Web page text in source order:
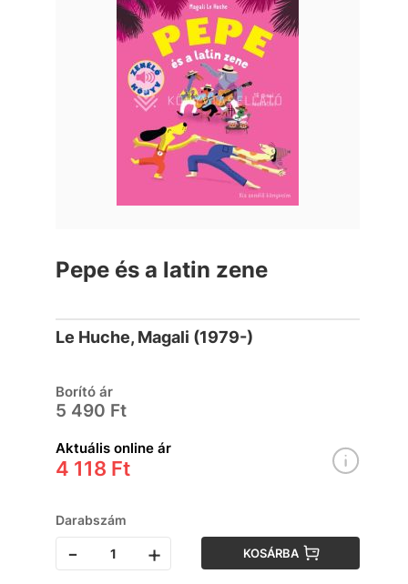
Pepe és a latin zene
Le Huche, Magali (1979-)
Borító ár
5 490 Ft
Aktuális online ár
4 118 Ft
Darabszám
- + KOSÁRBA